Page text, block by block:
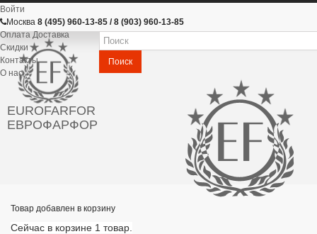
Войти
Москва 8 (495) 960-13-85 / 8 (903) 960-13-85
Оплата Доставка
Скидки
Контакты
О нас
EUROFARFOR
ЕВРОФАРФОР
Поиск
Товар добавлен в корзину
Сейчас в корзине 1 товар.